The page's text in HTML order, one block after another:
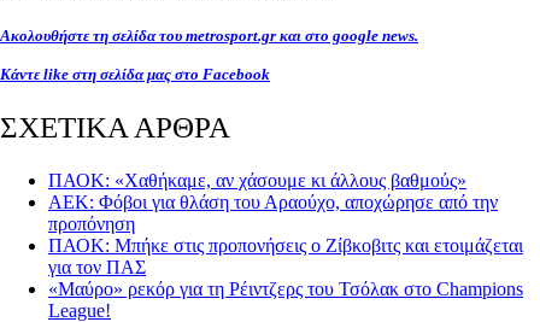
Ακολουθήστε τη σελίδα του metrosport.gr και στο google news.
Κάντε like στη σελίδα μας στο Facebook
ΣΧΕΤΙΚΑ ΑΡΘΡΑ
ΠΑΟΚ: «Χαθήκαμε, αν χάσουμε κι άλλους βαθμούς»
ΑΕΚ: Φόβοι για θλάση του Αραούχο, αποχώρησε από την
προπόνηση
ΠΑΟΚ: Μπήκε στις προπονήσεις ο Ζίβκοβιτς και ετοιμάζεται
για τον ΠΑΣ
«Μαύρο» ρεκόρ για τη Ρέιντζερς του Τσόλακ στο Champions
League!